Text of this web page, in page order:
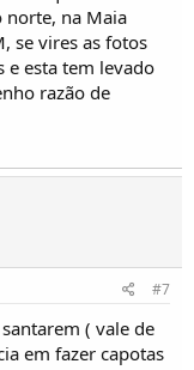
norte, na Maia
se vires as fotos
e esta tem levado
razão de
#7
( vale de
em fazer capotas